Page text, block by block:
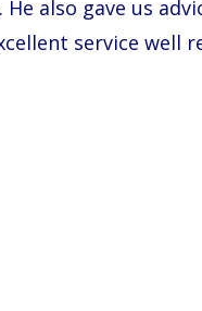
also gave us
service well